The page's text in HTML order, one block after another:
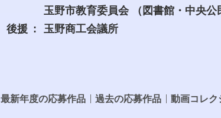
玉野市教育委員会
（図書館・中央公
後援
玉野商工会議所
最新年度の応募作品 過去の応募作品 動画コレク